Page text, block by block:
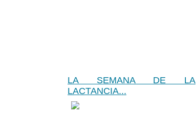
LA SEMANA DE LA
LACTANCIA...